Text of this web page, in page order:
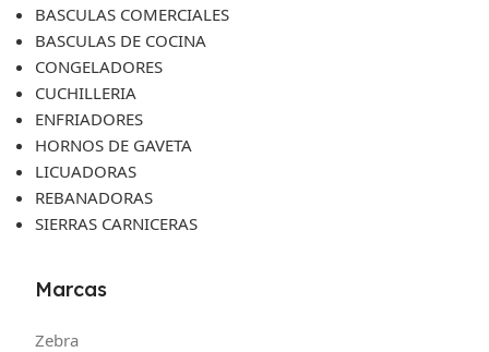
BASCULAS COMERCIALES
BASCULAS DE COCINA
CONGELADORES
CUCHILLERIA
ENFRIADORES
HORNOS DE GAVETA
LICUADORAS
REBANADORAS
SIERRAS CARNICERAS
Marcas
Zebra